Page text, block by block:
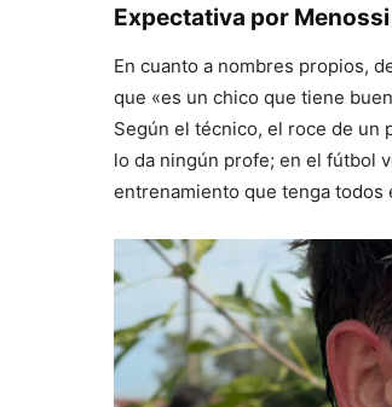
Expectativa por Menossi
En cuanto a nombres propios,
que «es un chico que tiene
Según el técnico, el roce de un
lo da ningún profe; en el fútbol
entrenamiento que tenga todos